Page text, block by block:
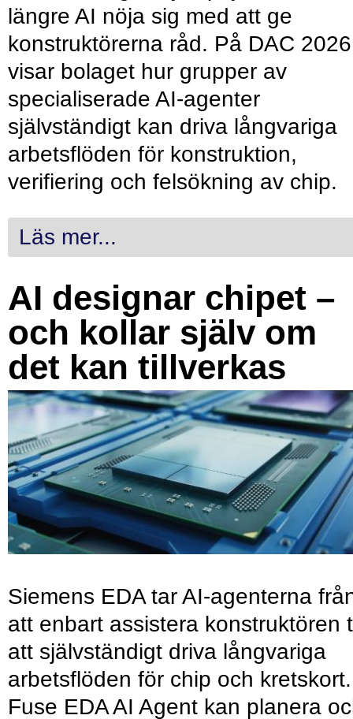
längre AI nöja sig med att ge
konstruktörerna råd. På DAC 2026
visar bolaget hur grupper av
specialiserade AI-agenter
självständigt kan driva långvariga
arbetsflöden för konstruktion,
verifiering och felsökning av chip.
Läs mer...
AI designar chipet –
och kollar själv om
det kan tillverkas
Siemens EDA tar AI-agenterna
att enbart assistera konstruktören
att självständigt driva långvariga
arbetsflöden för chip och kretskort.
Fuse EDA AI Agent kan planera